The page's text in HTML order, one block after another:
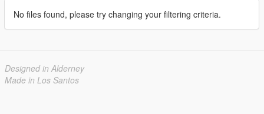
No files found, please try changing your filtering criteria.
Designed in Alderney
Made in Los Santos